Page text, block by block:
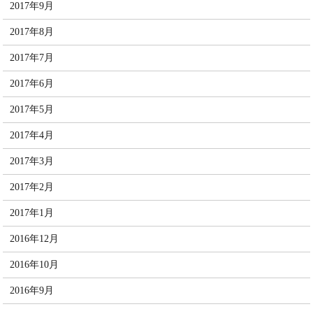
2017年9月
2017年8月
2017年7月
2017年6月
2017年5月
2017年4月
2017年3月
2017年2月
2017年1月
2016年12月
2016年10月
2016年9月